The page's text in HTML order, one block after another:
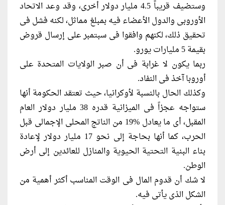
وستضيف قريباً 4.5 مليار دولار أخرى، وقد وعد الاتحاد
الأوروبى والدول الأعضاء فيه بمبلغ مماثل، لكنه فشل فى
تحقيق ذلك، لكنهم وافقوا فى سبتمبر على إرسال قروض
بقيمة 5 مليارات يورو.
ربما يكون لا غرابة فى أن صبر الولايات المتحدة على
أوروبا آخذ فى النفاد.
وكذلك الحال بالنسبة لأوكرانيا، حيث تعتقد الحكومة أنها
ستواجه عجزاً فى الميزانية قدره 38 مليار دولار العام
المقبل، أى ما يعادل %19 من الناتج المحلى الإجمالى قبل
الحرب، كما أنها بحاجة إلى نحو 17 مليار دولار لإعادة
بناء البنية التحتية الحيوية والمنازل للعائدين إلى أرض
الوطن.
لا شك أن قدوم المال فى الوقت المناسب أكثر أهمية من
الشكل الذى يأتى فيه.